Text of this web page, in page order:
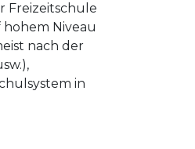
Freizeitschule
Niveau
nach der
in